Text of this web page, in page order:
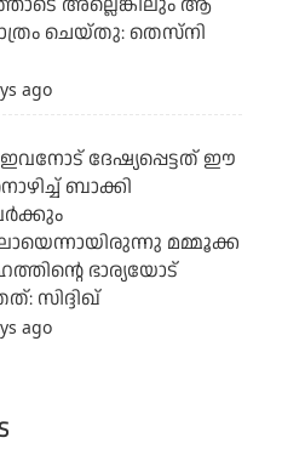
അല്ലെങ്കിലും ആ
ചെയ്തു: തെസ്നി
ago
ദേഷ്യപ്പെട്ടത് ഈ
ബാക്കി
മമ്മൂക്ക
ഭാര്യയോട്
സിദ്ദിഖ്
ago